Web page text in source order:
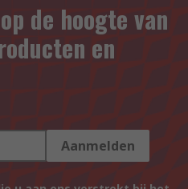
de hoogte van
en
Aanmelden